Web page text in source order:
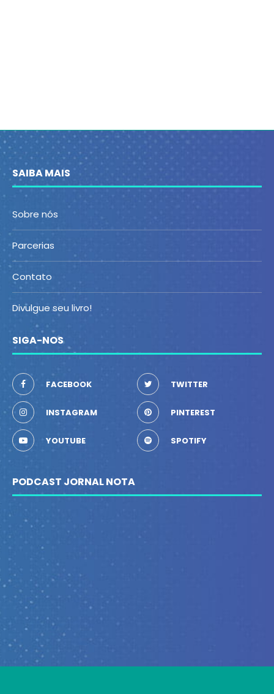
SAIBA MAIS
Sobre nós
Parcerias
Contato
Divulgue seu livro!
SIGA-NOS
FACEBOOK TWITTER
INSTAGRAM PINTEREST
YOUTUBE SPOTIFY
PODCAST JORNAL NOTA